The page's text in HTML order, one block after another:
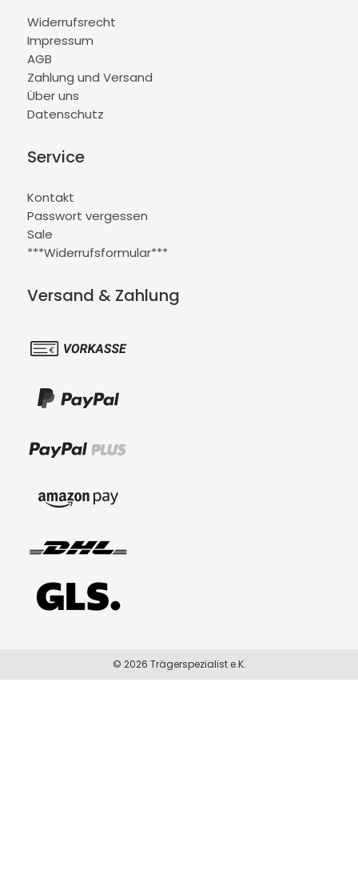
Widerrufsrecht
Impressum
AGB
Zahlung und Versand
Über uns
Datenschutz
Service
Kontakt
Passwort vergessen
Sale
***Widerrufsformular***
Versand & Zahlung
© 2026 Trägerspezialist e.K.